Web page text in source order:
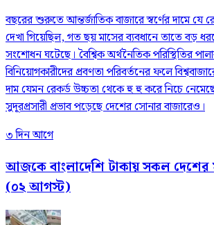
বছরের শুরুতে আন্তর্জাতিক বাজারে স্বর্ণের দামে যে
দেখা গিয়েছিল, গত ছয় মাসের ব্যবধানে তাতে বড়
সংশোধন ঘটেছে। বৈশ্বিক অর্থনৈতিক পরিস্থিতির
বিনিয়োগকারীদের প্রবণতা পরিবর্তনের ফলে
দাম যেমন রেকর্ড উচ্চতা থেকে হু হু করে নিচে
সুদূরপ্রসারী প্রভাব পড়েছে দেশের সোনার বাজারেও।
৩ দিন আগে
আজকে বাংলাদেশি টাকায় সকল দেশের
(০২ আগস্ট)